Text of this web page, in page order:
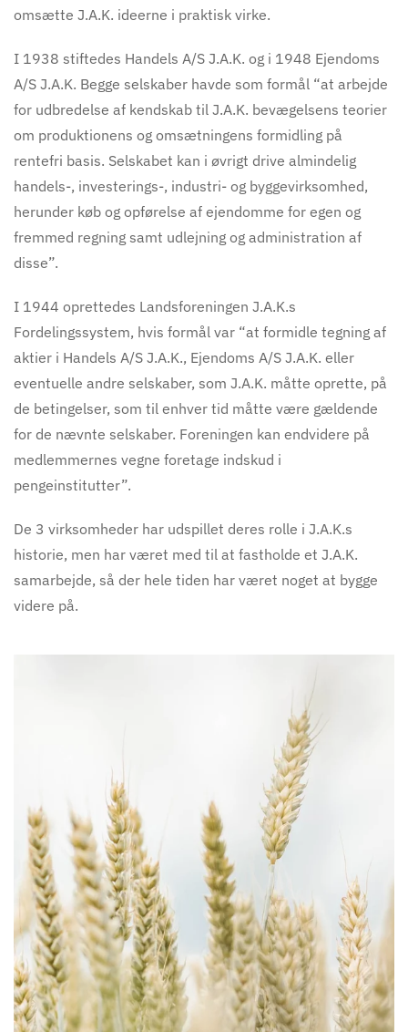
omsætte J.A.K. ideerne i praktisk virke.
I 1938 stiftedes Handels A/S J.A.K. og i 1948 Ejendoms
A/S J.A.K. Begge selskaber havde som formål “at arbejde
for udbredelse af kendskab til J.A.K. bevægelsens teorier
om produktionens og omsætningens formidling på
rentefri basis. Selskabet kan i øvrigt drive almindelig
handels-, investerings-, industri- og byggevirksomhed,
herunder køb og opførelse af ejendomme for egen og
fremmed regning samt udlejning og administration af
disse”.
I 1944 oprettedes Landsforeningen J.A.K.s
Fordelingssystem, hvis formål var “at formidle tegning af
aktier i Handels A/S J.A.K., Ejendoms A/S J.A.K. eller
eventuelle andre selskaber, som J.A.K. måtte oprette, på
de betingelser, som til enhver tid måtte være gældende
for de nævnte selskaber. Foreningen kan endvidere på
medlemmernes vegne foretage indskud i
pengeinstitutter”.
De 3 virksomheder har udspillet deres rolle i J.A.K.s
historie, men har været med til at fastholde et J.A.K.
samarbejde, så der hele tiden har været noget at bygge
videre på.